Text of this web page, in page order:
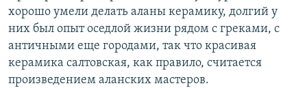
хорошо умели делать аланы керамику, долгий у
них был опыт оседлой жизни рядом с греками, с
античными еще городами, так что красивая
керамика салтовская, как правило, считается
произведением аланских мастеров.